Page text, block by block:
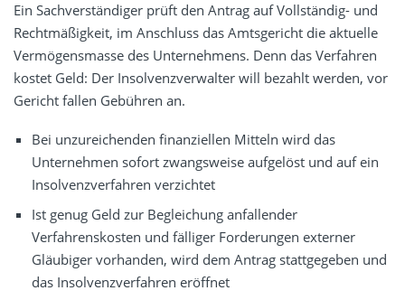
Ein Sachverständiger prüft den Antrag auf Vollständig- und
Rechtmäßigkeit, im Anschluss das Amtsgericht die aktuelle
Vermögensmasse des Unternehmens. Denn das Verfahren
kostet Geld: Der Insolvenzverwalter will bezahlt werden, vor
Gericht fallen Gebühren an.
Bei unzureichenden finanziellen Mitteln wird das
Unternehmen sofort zwangsweise aufgelöst und auf ein
Insolvenzverfahren verzichtet
Ist genug Geld zur Begleichung anfallender
Verfahrenskosten und fälliger Forderungen externer
Gläubiger vorhanden, wird dem Antrag stattgegeben und
das Insolvenzverfahren eröffnet